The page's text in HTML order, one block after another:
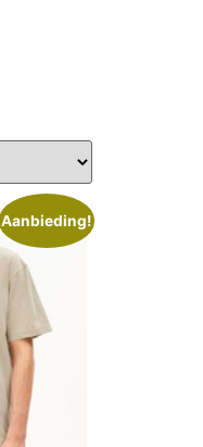
Aanbieding!